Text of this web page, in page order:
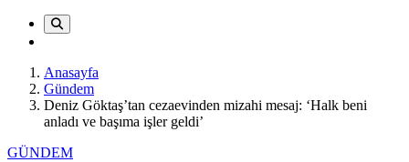
Anasayfa
Gündem
Deniz Göktaş’tan cezaevinden mizahi mesaj: ‘Halk beni
anladı ve başıma işler geldi’
GÜNDEM